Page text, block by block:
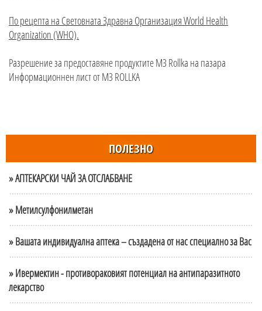
По рецепта на Световната Здравна Организация World Health
Organization (WHO).
Разрешение за предоставяне продуктите МЗ Rollka на пазара
Информационнен лист от МЗ ROLLKA
ПОЛЕЗНО
» АПТЕКАРСКИ ЧАЙ ЗА ОТСЛАБВАНЕ
» Метилсулфонилметан
» Вашата индивидуална аптека – създадена от нас специално за Вас
» Ивермектин - противораковият потенциал на антипаразитното
лекарство